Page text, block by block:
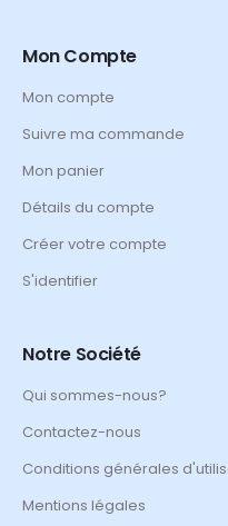
Mon Compte
Mon compte
Suivre ma commande
Mon panier
Détails du compte
Créer votre compte
S'identifier
Notre Société
Qui sommes-nous?
Contactez-nous
Conditions générales
Mentions légales